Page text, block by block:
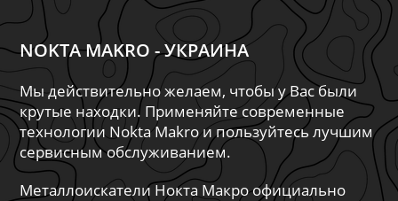
NOKTA MAKRO - УКРАИНА
Мы действительно желаем, чтобы у Вас были
крутые находки. Применяйте современные
технологии Nokta Makro и пользуйтесь лучшим
сервисным обслуживанием.
Металлоискатели Нокта Макро официально